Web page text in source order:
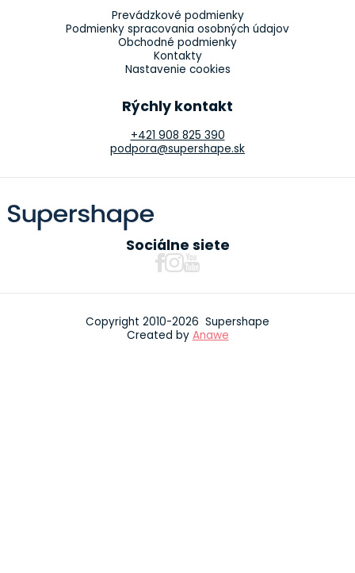
Prevádzkové podmienky
Podmienky spracovania osobných údajov
Obchodné podmienky
Kontakty
Nastavenie cookies
Rýchly kontakt
+421 908 825 390
podpora@supershape.sk
Sociálne siete
Copyright 2010-2026 Supershape
Created by Anawe